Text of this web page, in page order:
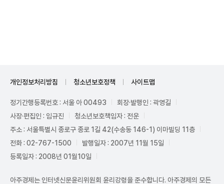
개인정보처리방침 청소년보호정책 사이트맵
정기간행등록번호 : 서울 아 00493
회장·발행인 : 곽영길
사장·편집인 : 임규진
청소년보호책임자 : 전운
주소 : 서울특별시 종로구 종로 1길 42(수송동 146-1) 이마빌딩 11층
전화 : 02-767-1500
발행일자 : 2007년 11월 15일
등록일자 : 2008년 01월10일
아주경제는 인터넷신문윤리위원회 윤리강령을 준수합니다. 아주경제의 모든